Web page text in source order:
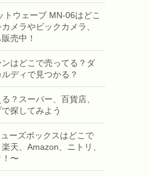
トウェーブ MN-06はどこ
メラやビックカメラ、
売中！
はどこで売ってる？ダ
ディで見つかる？
？スーパー、百貨店、
探してみよう
ーズボックスはどこで
天、Amazon、ニトリ、
〜